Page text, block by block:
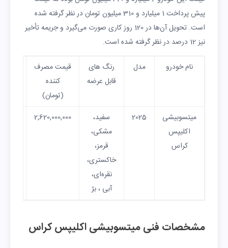
پیش پرداخت 1 میلیارد و 310 میلیون تومان در نظر گرفته شده
است. تحویل آن‌ها در 120 روز کاری صورت می‌گیرد و جریمه تأخیر
نیز 12 درصد در نظر گرفته شده است.
نام خودرو مدل
رنگ های
قابل عرضه
قیمت مصرف
کننده
(تومان)
میتسوبیشی
اکلیپس
کراس
2025
سفید،
مشکی،
قرمز،
خاکستری،
نقره‌ای،
آبی ، بژ
2,620,000,000
مشخصات فنی میتسوبیشی اکلیپس کراس